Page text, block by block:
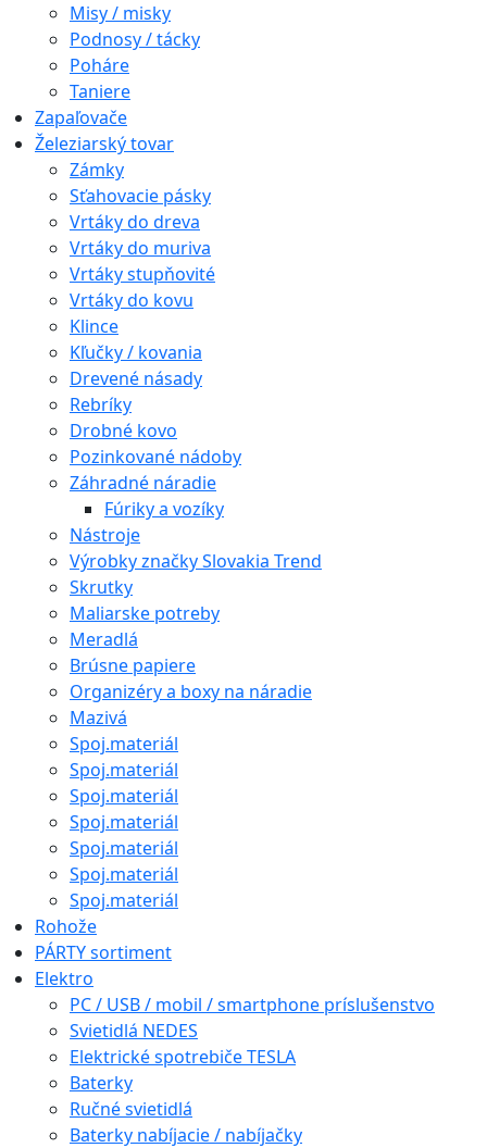
Misy / misky
Podnosy / tácky
Poháre
Taniere
Zapaľovače
Železiarský tovar
Zámky
Sťahovacie pásky
Vrtáky do dreva
Vrtáky do muriva
Vrtáky stupňovité
Vrtáky do kovu
Klince
Kľučky / kovania
Drevené násady
Rebríky
Drobné kovo
Pozinkované nádoby
Záhradné náradie
Fúriky a vozíky
Nástroje
Výrobky značky Slovakia Trend
Skrutky
Maliarske potreby
Meradlá
Brúsne papiere
Organizéry a boxy na náradie
Mazivá
Spoj.materiál
Spoj.materiál
Spoj.materiál
Spoj.materiál
Spoj.materiál
Spoj.materiál
Spoj.materiál
Rohože
PÁRTY sortiment
Elektro
PC / USB / mobil / smartphone príslušenstvo
Svietidlá NEDES
Elektrické spotrebiče TESLA
Baterky
Ručné svietidlá
Baterky nabíjacie / nabíjačky